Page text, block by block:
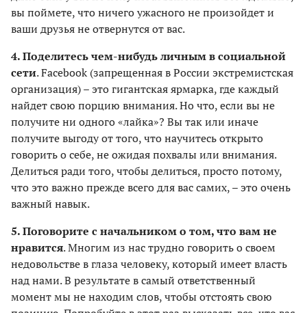
вы поймете, что ничего ужасного не произойдет и
ваши друзья не отвернутся от вас.
4. Поделитесь чем-нибудь личным в социальной
сети. Facebook (запрещенная в России экстремистская
организация) – это гигантская ярмарка, где каждый
найдет свою порцию внимания. Но что, если вы не
получите ни одного «лайка»? Вы так или иначе
получите выгоду от того, что научитесь открыто
говорить о себе, не ожидая похвалы или внимания.
Делиться ради того, чтобы делиться, просто потому,
что это важно прежде всего для вас самих, – это очень
важный навык.
5. Поговорите с начальником о том, что вам не
нравится. Многим из нас трудно говорить о своем
недовольстве в глаза человеку, который имеет власть
над нами. В результате в самый ответственный
момент мы не находим слов, чтобы отстоять свою